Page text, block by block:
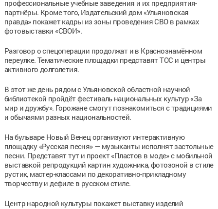
профессиональные учебные заведения и их предприятия-
партнёры. Кроме того, Издательский дом «Ульяновская
правда» покажет кадры из зоны проведения СВО в рамках
фотовыставки «СВОИ».
Разговор о спецоперации продолжат и в Краснознамённом
переулке. Тематические площадки представят ТОС и центры
активного долголетия.
В этот же день рядом с Ульяновской областной научной
библиотекой пройдёт фестиваль национальных культур «За
мир и дружбу». Горожане смогут познакомиться с традициями
и обычаями разных национальностей.
На бульваре Новый Венец организуют интерактивную
площадку «Русская песня» — музыканты исполнят застольные
песни. Представят тут и проект «Пластов в моде» с мобильной
выставкой репродукций картин художника, фотозоной в стиле
рустик, мастер-классами по декоративно-прикладному
творчеству и дефиле в русском стиле.
Центр народной культуры покажет выставку изделий